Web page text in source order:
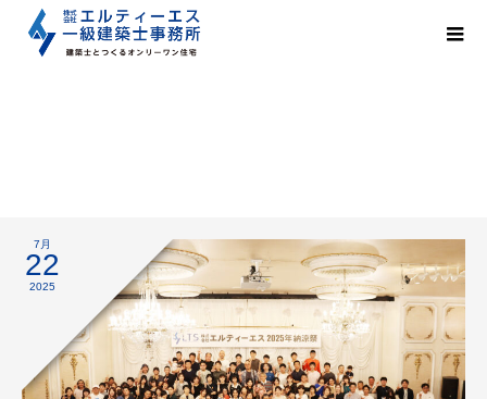
エルティーエス2025年納涼祭
7月
22
2025